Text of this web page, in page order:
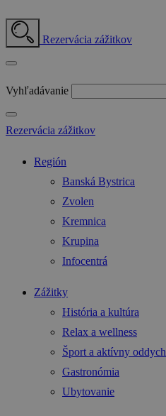
Rezervácia zážitkov
Vyhľadávanie
Rezervácia zážitkov
Región
Banská Bystrica
Zvolen
Kremnica
Krupina
Infocentrá
Zážitky
História a kultúra
Relax a wellness
Šport a aktívny oddych
Gastronómia
Ubytovanie